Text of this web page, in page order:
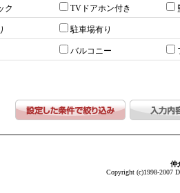
ク TVドアホン付き
駐車場有り
バルコニー
仲
Copyright (c)1998-2007